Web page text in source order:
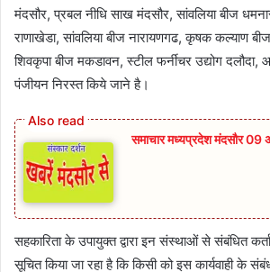
मंदसौर, प्रबल नीधि साख मंदसौर, सांवलिया बीज
राणाखेडा, सांवलिया बीज नारायणगढ, कृषक कल्याण बीज
शिवकृपा बीज मकडावन, स्टील फर्नीचर उद्योग
पंजीयन निरस्त किये जाने है।
समाचार मध्यप्रदेश मंदसौर 09
सहकारिता के उपायुक्त द्वारा इन संस्थाओं से संबंधित
सूचित किया जा रहा है कि किसी को इस कार्यवाही के